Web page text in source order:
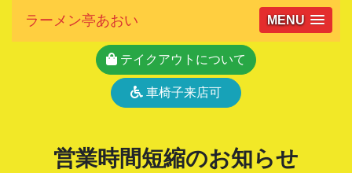
ラーメン亭あおい MENU
テイクアウトについて
車椅子来店可
営業時間短縮のお知らせ